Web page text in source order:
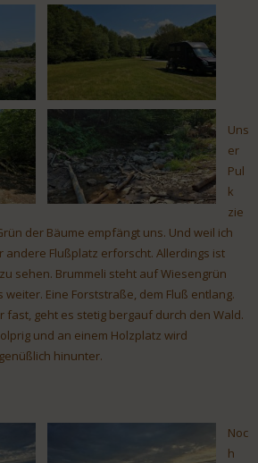
Uns
er
Pul
k
zie
der Bäume empfängt uns. Und weil ich
andere Flußplatz erforscht. Allerdings ist
sehen. Brummeli steht auf Wiesengrün
weiter. Eine Forststraße, dem Fluß entlang.
fast, geht es stetig bergauf durch den Wald.
und an einem Holzplatz wird
hinunter.
Noc
h